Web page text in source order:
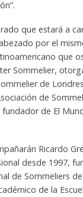
que estará a
por el
que
Sommelier,
de
de
de El
Ricardo
desde 1997,
de Sommeliers de
de la